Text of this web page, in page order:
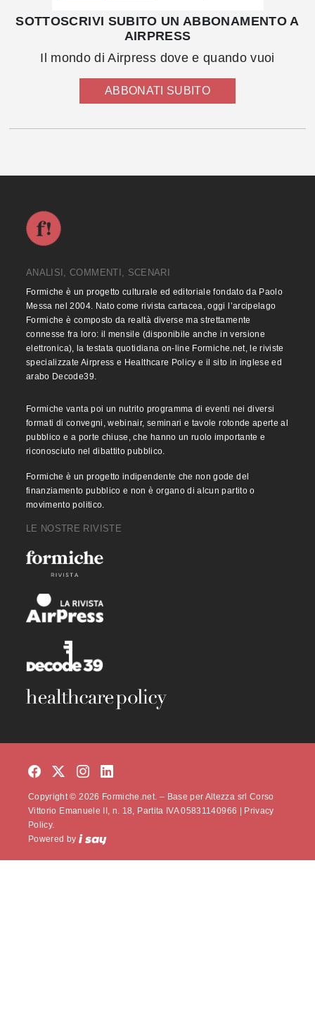
SOTTOSCRIVI SUBITO UN ABBONAMENTO A
AIRPRESS
Il mondo di Airpress dove e quando vuoi
ABBONATI SUBITO
ANALISI, COMMENTI, SCENARI
Formiche è un progetto culturale ed editoriale fondato da Paolo
Messa nel 2004. Nato come rivista cartacea, oggi l’arcipelago
Formiche è composto da realtà diverse ma strettamente
connesse fra loro: il mensile (disponibile anche in versione
elettronica), la testata quotidiana on-line Formiche.net, le riviste
specializzate Airpress e Healthcare Policy e il sito in inglese ed
arabo Decode39.
Formiche vanta poi un nutrito programma di eventi nei diversi
formati di convegni, webinair, seminari e tavole rotonde aperte al
pubblico e a porte chiuse, che hanno un ruolo importante e
riconosciuto nel dibattito pubblico.
Formiche è un progetto indipendente che non gode del
finanziamento pubblico e non è organo di alcun partito o
movimento politico.
LE NOSTRE RIVISTE
Copyright © 2026 Formiche.net. – Base per Altezza srl Corso
Vittorio Emanuele II, n. 18, Partita IVA 05831140966 | Privacy
Policy.
Powered by